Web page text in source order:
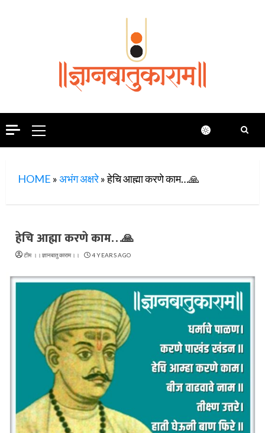
Primary
Menu
HOME »अभंग अक्षरे»हेचि आह्मा करणे काम…🙏
हेचि आह्मा करणे काम…🙏
टीम ।।ज्ञानबातुकाराम।। 4 YEARS AGO